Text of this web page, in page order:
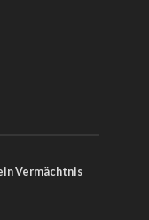
Vermächtnis